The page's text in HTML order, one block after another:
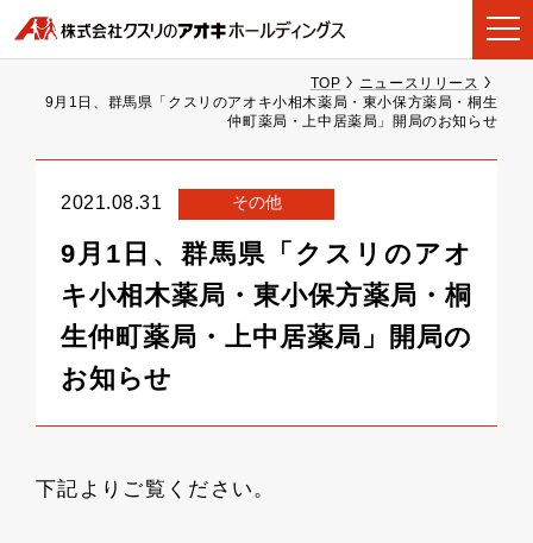
TOP
ニュースリリース
9月1日、群馬県「クスリのアオキ小相木薬局・東小保方薬局・桐生
仲町薬局・上中居薬局」開局のお知らせ
2021.08.31 その他
9月1日、群馬県「クスリのアオ
キ小相木薬局・東小保方薬局・桐
生仲町薬局・上中居薬局」開局の
お知らせ
下記よりご覧ください。